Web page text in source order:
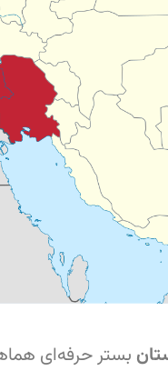
بستر حرفه‌ای